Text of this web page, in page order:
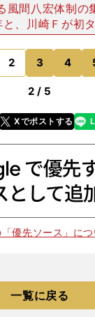
風間八宏体制の
、川崎Ｆが初
は整っている。
得力を欠いてい
を得ないのが
のページへ
2 3 4
のページへ
2 / 5
Xでポストする
line
優先ソース」につ
一覧に戻る